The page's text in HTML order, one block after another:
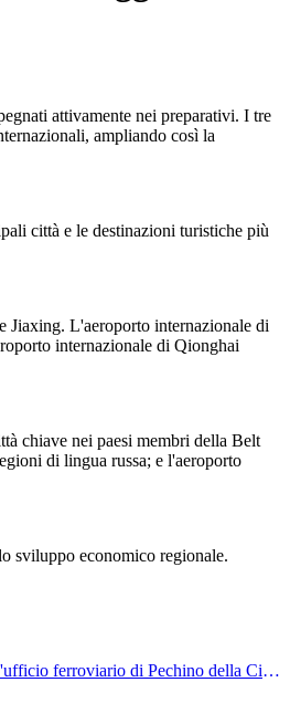
attivamente nei preparativi. I tre
ampliando così la
città e le destinazioni turistiche più
Jiaxing. L'aeroporto internazionale di
internazionale di Qionghai
chiave nei paesi membri della Belt
di lingua russa; e l'aeroporto
sviluppo economico regionale.
Next:L'ufficio ferroviario di Pechino della Cina ha avviato il servizio di trasporto passeggeri per le festività del Festival di Qingming, prevedendo di trasportare 7,37 milioni di passeggeri.